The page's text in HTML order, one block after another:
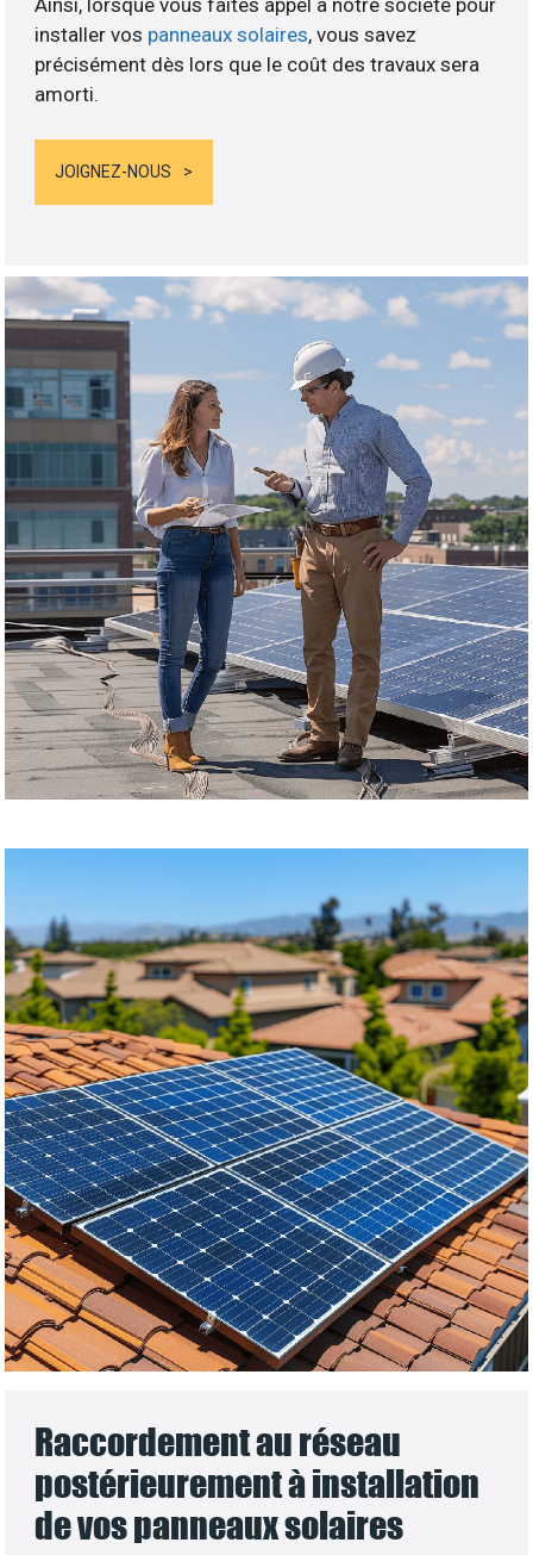
installer vos panneaux solaires, vous savez
précisément dès lors que le coût des travaux sera
amorti.
JOIGNEZ-NOUS
Raccordement au réseau
postérieurement à installation
de vos panneaux solaires